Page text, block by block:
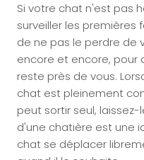
Si votre chat n'est pas
surveiller les premières
de ne pas le perdre de
encore et encore, pour
reste près de vous.
chat est pleinement
peut sortir seul, laissez-
d'une chatière est une
chat se déplacer